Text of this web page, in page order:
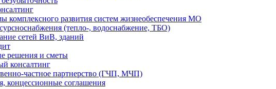
комплексного развития систем жизнеобеспечения МО
(тепло-, водоснабжение, ТБО)
сетей ВиВ, зданий
решения и сметы
консалтинг
частное партнерство (ГЧП, МЧП)
концессионные соглашения